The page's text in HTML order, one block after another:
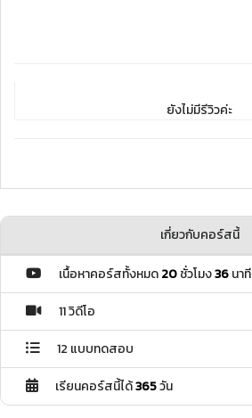
ยังไม่มีรีวิวค่ะ
เกี่ยวกับคอร์สนี้
เนื้อหาคอร์สทั้งหมด20ชั่วโมง36นาที
11 วิดีโอ
12 แบบทดสอบ
เรียนคอร์สนี้ได้365วัน